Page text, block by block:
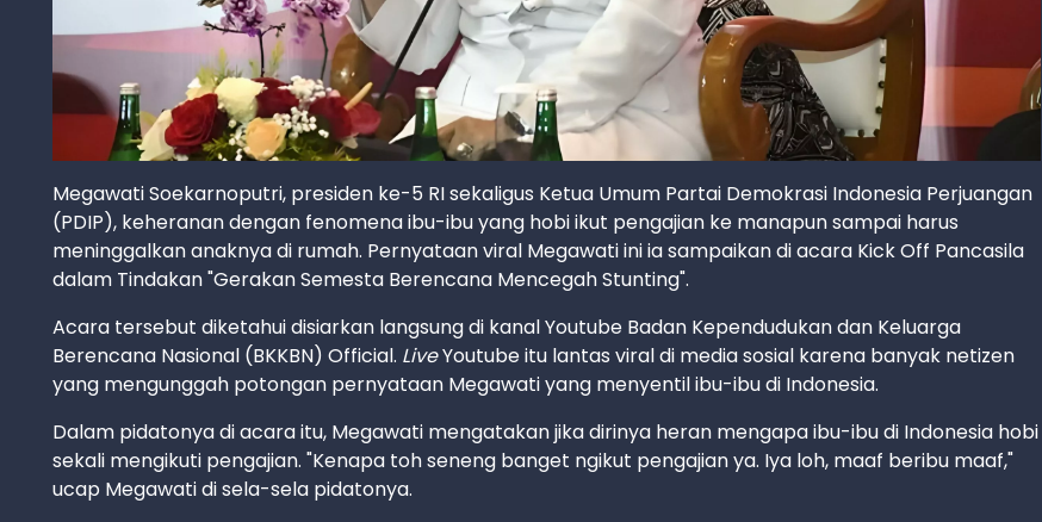
Megawati Soekarnoputri, presiden ke-5 RI sekaligus Ketua Umum Partai Demokrasi Indonesia Perjuangan
(PDIP), keheranan dengan fenomena ibu-ibu yang hobi ikut pengajian ke manapun sampai harus
meninggalkan anaknya di rumah. Pernyataan viral Megawati ini ia sampaikan di acara Kick Off Pancasila
dalam Tindakan "Gerakan Semesta Berencana Mencegah Stunting".
Acara tersebut diketahui disiarkan langsung di kanal Youtube Badan Kependudukan dan Keluarga
Berencana Nasional (BKKBN) Official. LiveYoutube itu lantas viral di media sosial karena banyak netizen
yang mengunggah potongan pernyataan Megawati yang menyentil ibu-ibu di Indonesia.
Dalam pidatonya di acara itu, Megawati mengatakan jika dirinya heran mengapa ibu-ibu di Indonesia hobi
sekali mengikuti pengajian. "Kenapa toh seneng banget ngikut pengajian ya. Iya loh, maaf beribu maaf,"
ucap Megawati di sela-sela pidatonya.